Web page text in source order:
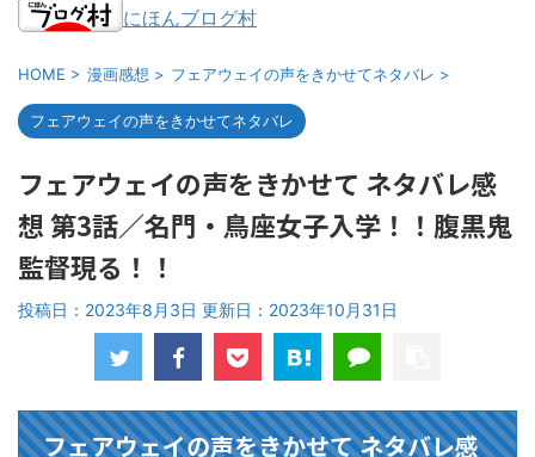
にほんブログ村
HOME > 漫画感想 > フェアウェイの声をきかせてネタバレ >
フェアウェイの声をきかせてネタバレ
フェアウェイの声をきかせて ネタバレ感
想 第3話／名門・鳥座女子入学！！腹黒鬼
監督現る！！
投稿日：2023年8月3日 更新日： 2023年10月31日
フェアウェイの声をきかせて ネタバレ感